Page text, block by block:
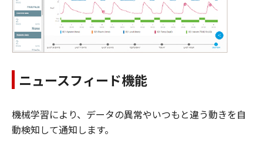
ニュースフィード機能
機械学習により、データの異常やいつもと違う動きを自
動検知して通知します。